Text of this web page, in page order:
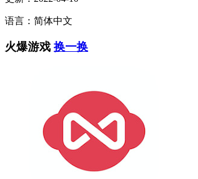
语言：简体中文
火爆游戏 换一换